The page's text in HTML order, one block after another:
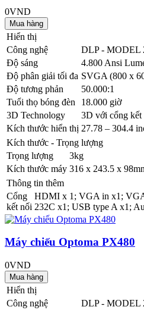
0VND
Hiển thị
Công nghệ
DLP - MODEL
Độ sáng
4.800 Ansi
Độ phân giải tối đa SVGA (800 x
Độ tương phản
50.000:1
Tuổi thọ bóng đèn
18.000 giờ
3D Technology
3D với cổng
Kích thước hiển thị 27.78 – 304.4
Kích thước - Trọng lượng
Trọng lượng
3kg
Kích thước máy 316 x 243.5 x
Thông tin thêm
Cổng
kết nối
HDMI x 1; VGA in x1;
232C x1; USB type A x1;
Máy chiếu Optoma PX480
0VND
Hiển thị
Công nghệ
DLP - MODEL